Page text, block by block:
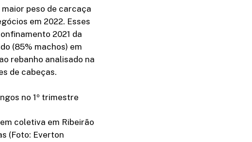
peso de carcaça
em 2022. Esses
2021 da
(85% machos) em
rebanho analisado na
de cabeças.
no 1º trimestre
coletiva em Ribeirão
(Foto: Everton